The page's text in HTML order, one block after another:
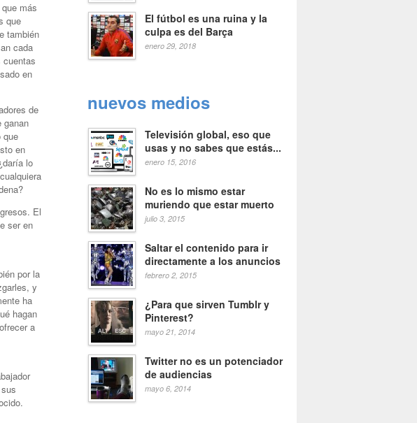
más
que
también
cada
cuentas
en
de
ganan
que
en
lo
El
ser en
por la
y
ha
hagan
a
El fútbol es una ruina y la
culpa es del Barça
enero 29, 2018
nuevos medios
Televisión global, eso que
usas y no sabes que estás...
enero 15, 2016
No es lo mismo estar
muriendo que estar muerto
julio 3, 2015
Saltar el contenido para ir
directamente a los anuncios
febrero 2, 2015
¿Para que sirven Tumblr y
Pinterest?
mayo 21, 2014
Twitter no es un potenciador
de audiencias
mayo 6, 2014